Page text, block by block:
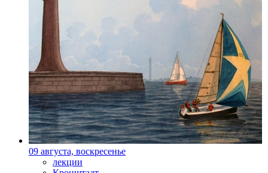
09 августа, воскресенье
лекции